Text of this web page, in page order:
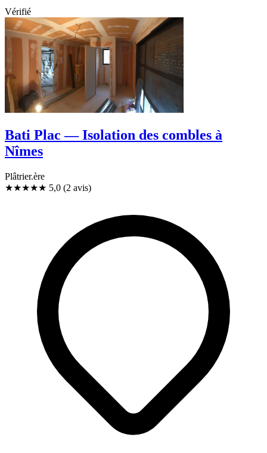
Vérifié
Bati Plac — Isolation des combles à
Nîmes
Plâtrier.ère
★★★★★ 5,0 (2 avis)